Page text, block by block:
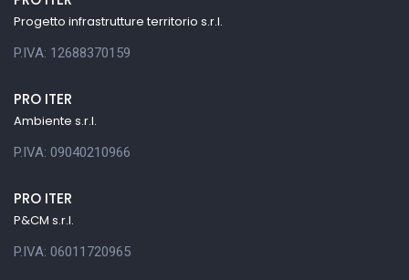
Progetto infrastrutture territorio s.r.l.
P.IVA: 12688370159
PRO ITER
Ambiente s.r.l.
P.IVA: 09040210966
PRO ITER
P&CM s.r.l.
P.IVA: 06011720965